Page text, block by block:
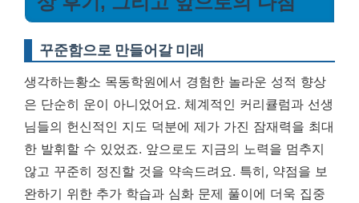
꾸준함으로 만들어갈 미래
생각하는황소 목동학원에서 경험한 놀라운 성적 향상
은 단순히 운이 아니었어요. 체계적인 커리큘럼과 선생
님들의 헌신적인 지도 덕분에 제가 가진 잠재력을 최대
한 발휘할 수 있었죠. 앞으로도 지금의 노력을 멈추지
않고 꾸준히 정진할 것을 약속드려요. 특히, 약점을 보
완하기 위한 추가 학습과 심화 문제 풀이에 더욱 집중